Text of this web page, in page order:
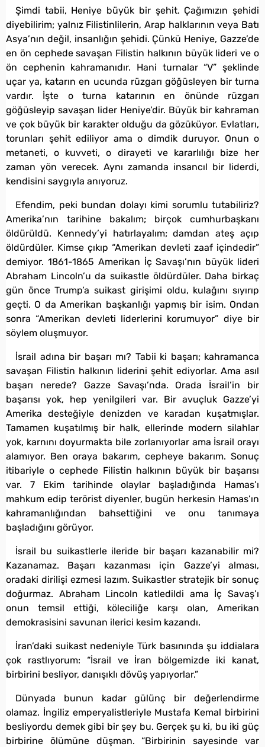
Şimdi tabii, Heniye büyük bir şehit. Çağımızın şehidi
diyebilirim; yalnız Filistinlilerin, Arap halklarının veya Batı
Asya’nın değil, insanlığın şehidi. Çünkü Heniye, Gazze’de
en ön cephede savaşan Filistin halkının büyük lideri ve o
ön cephenin kahramanıdır. Hani turnalar “V” şeklinde
uçar ya, katarın en ucunda rüzgarı göğüsleyen bir turna
vardır. İşte o turna katarının en önünde rüzgarı
göğüsleyip savaşan lider Heniye’dir. Büyük bir kahraman
ve çok büyük bir karakter olduğu da gözüküyor. Evlatları,
torunları şehit ediliyor ama o dimdik duruyor. Onun o
metaneti, o kuvveti, o dirayeti ve kararlılığı bize her
zaman yön verecek. Aynı zamanda insancıl bir liderdi,
kendisini saygıyla anıyoruz.
Efendim, peki bundan dolayı kimi sorumlu tutabiliriz?
Amerika’nın tarihine bakalım; birçok cumhurbaşkanı
öldürüldü. Kennedy’yi hatırlayalım; damdan ateş açıp
öldürdüler. Kimse çıkıp “Amerikan devleti zaaf içindedir”
demiyor. 1861-1865 Amerikan İç Savaşı’nın büyük lideri
Abraham Lincoln’u da suikastle öldürdüler. Daha birkaç
gün önce Trump’a suikast girişimi oldu, kulağını sıyırıp
geçti. O da Amerikan başkanlığı yapmış bir isim. Ondan
sonra “Amerikan devleti liderlerini korumuyor” diye bir
söylem oluşmuyor.
İsrail adına bir başarı mı? Tabii ki başarı; kahramanca
savaşan Filistin halkının liderini şehit ediyorlar. Ama asıl
başarı nerede? Gazze Savaşı’nda. Orada İsrail’in bir
başarısı yok, hep yenilgileri var. Bir avuçluk Gazze’yi
Amerika desteğiyle denizden ve karadan kuşatmışlar.
Tamamen kuşatılmış bir halk, ellerinde modern silahlar
yok, karnını doyurmakta bile zorlanıyorlar ama İsrail orayı
alamıyor. Ben oraya bakarım, cepheye bakarım. Sonuç
itibariyle o cephede Filistin halkının büyük bir başarısı
var. 7 Ekim tarihinde olaylar başladığında Hamas’ı
mahkum edip terörist diyenler, bugün herkesin Hamas’ın
kahramanlığından bahsettiğini ve onu tanımaya
başladığını görüyor.
İsrail bu suikastlerle ileride bir başarı kazanabilir mi?
Kazanamaz. Başarı kazanması için Gazze’yi alması,
oradaki dirilişi ezmesi lazım. Suikastler stratejik bir sonuç
doğurmaz. Abraham Lincoln katledildi ama İç Savaş’ı
onun temsil ettiği, köleciliğe karşı olan, Amerikan
demokrasisini savunan ilerici kesim kazandı.
İran’daki suikast nedeniyle Türk basınında şu iddialara
çok rastlıyorum: “İsrail ve İran bölgemizde iki kanat,
birbirini besliyor, danışıklı dövüş yapıyorlar.”
Dünyada bunun kadar gülünç bir değerlendirme
olamaz. İngiliz emperyalistleriyle Mustafa Kemal birbirini
besliyordu demek gibi bir şey bu. Gerçek şu ki, bu iki güç
birbirine ölümüne düşman. “Birbirinin sayesinde var